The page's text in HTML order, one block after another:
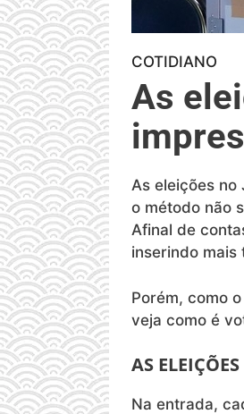
COTIDIANO
As
As eleições no
o método não
Afinal de
inserindo mais
Porém, como
veja como é
AS
Na entrada,